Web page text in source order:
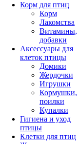
Корм для птиц
Корм
Лакомства
Витамины,
добавки
Аксессуары для
клеток птицы
Домики
Жердочки
Игрушки
Кормушки,
поилки
Купалки
Гигиена и уход
птицы
Клетки для птиц